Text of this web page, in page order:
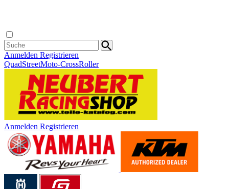
Anmelden Registrieren
QuadStreetMoto-CrossRoller
Anmelden Registrieren